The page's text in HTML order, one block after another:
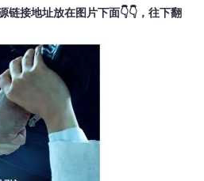
链接地址放在图片下面👇👇，往下翻